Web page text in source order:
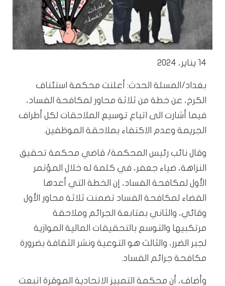
14 يناير، 2024
بغداد/المسلة الحدث: أعلنت محكمة استئناف
الكرخ، عن خطة من ثلاثة محاور لمكافحة الفساد،
فيما أشارت الى اتباع توسيع الملاحقات لكل أطراف
الجريمة وعدم الاكتفاء بملاحقة الموظفين.
وقال نائب رئيس المحكمة/ قاضي محكمة تحقيق
النزاهة، ضياء جعفر، في كلمة له خلال المؤتمر
الأول لمكافحة الفساد، إن الخطة التي أعدها
القضاء لمكافحة الفساد تضمنت ثلاثة محاور الأول
وقائي، والثاني بمتابعة الجرائم وملاحقة
مرتكبيها والتوسع بالتحقيقات المالية الموازية
لجبر الضرر، والثالث هو التوعية ونشر الثقافة بضرورة
مكافحة جرائم الفساد.
وأضاف، أن محكمة التمييز الاتحادية الموقرة اتبعت